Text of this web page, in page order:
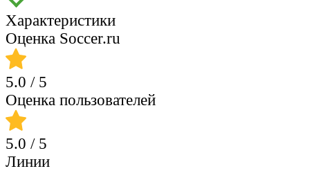
Характеристики
Оценка Soccer.ru
5.0 / 5
Оценка пользователей
5.0 / 5
Линии